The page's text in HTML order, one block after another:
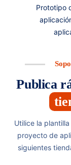
Prototipo
Publica
Utilice la
proyecto de
siguientes